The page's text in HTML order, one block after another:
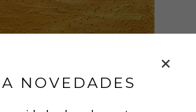
NOVEDADES